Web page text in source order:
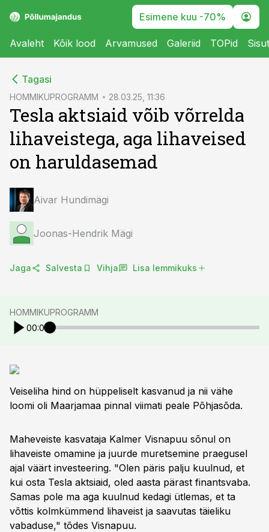
Esimene kuu -70%
Avaleht Kõik lood Arvamused Galeriid TOPid
Tagasi
HOMMIKUPROGRAMM 28.03.25, 11:36
Tesla aktsiaid võib võrrelda
lihaveistega, aga lihaveised
on haruldasemad
Aivar Hundimägi
Joonas-Hendrik Mägi
Jaga Salvesta Vihja Lisa lemmikuks
HOMMIKUPROGRAMM
00:00
Veiseliha hind on hüppeliselt kasvanud ja nii vähe
loomi oli Maarjamaa pinnal viimati peale Põhjasõda.
Maheveiste kasvataja Kalmer Visnapuu sõnul on
lihaveiste omamine ja juurde muretsemine praegusel
ajal väärt investeering. "Olen päris palju kuulnud, et
kui osta Tesla aktsiaid, oled aasta pärast finantsvaba.
Samas pole ma aga kuulnud kedagi ütlemas, et ta
võttis kolmkümmend lihaveist ja saavutas täieliku
vabaduse," tõdes Visnapuu.